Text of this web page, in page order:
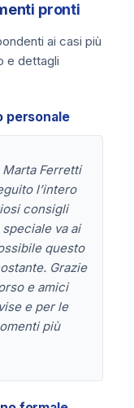
pronti
ai casi più
e dettagli
personale
Ferretti
l’intero
consigli
va ai
questo
Grazie
e amici
e per le
più